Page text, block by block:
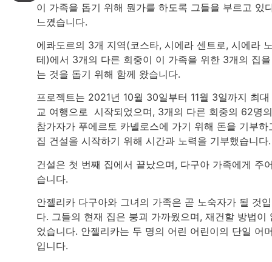
이 가족을 돕기 위해 뭔가를 하도록 그들을 부르고 있
느꼈습니다.
에콰도르의 3개 지역(코스타, 시에라 센트로, 시에라
테)에서 3개의 다른 회중이 이 가족을 위한 3개의 집
는 것을 돕기 위해 함께 왔습니다.
프로젝트는 2021년 10월 30일부터 11월 3일까지 최대
교 여행으로 시작되었으며, 3개의 다른 회중의 62명의
참가자가 푸에르토 카넬로스에 가기 위해 돈을 기부하
집 건설을 시작하기 위해 시간과 노력을 기부했습니
건설은 첫 번째 집에서 끝났으며, 다구아 가족에게 주
습니다.
안젤리카 다구아와 그녀의 가족은 곧 노숙자가 될 것
다. 그들의 현재 집은 붕괴 가까웠으며, 재건할 방법이
었습니다. 안젤리카는 두 명의 어린 어린이의 단일 어
입니다.